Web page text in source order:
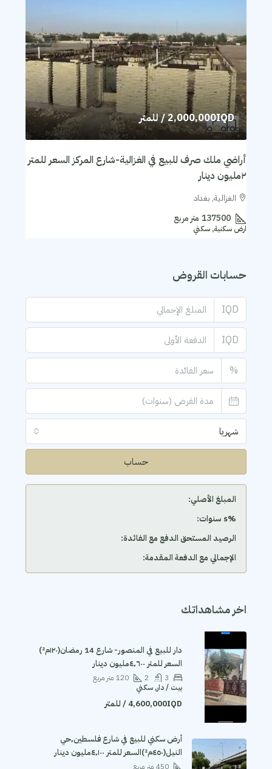
2,000,000IQD/ للمتر
أراضي ملك صرف للبيع في الغزالية-شارع المركز السعر للمتر
٢مليون دينار
الغزالية, بغداد
137500 متر مربع
ارض سكنية, سكني
حسابات القروض
IQD
IQD
%
شهريا
حساب
المبلغ الأصلي:
‫%s سنوات:
الرصيد المستحق الدفع مع الفائدة:
الإجمالي مع الدفعة المقدمة:
اخر مشاهداتك
دار للبيع في المنصور- شارع 14 رمضان(١٢٠م²)
السعر للمتر ٤٬٦٠٠مليون دينار
3
2
120 متر مربع
بيت / دار, سكني
4,600,000IQD / للمتر
أرض سكني للبيع في شارع فلسطين٬حي
النيل(٤٥٠م²)السعر للمتر ٤٬١٠٠مليون دينار
450 متر مربع